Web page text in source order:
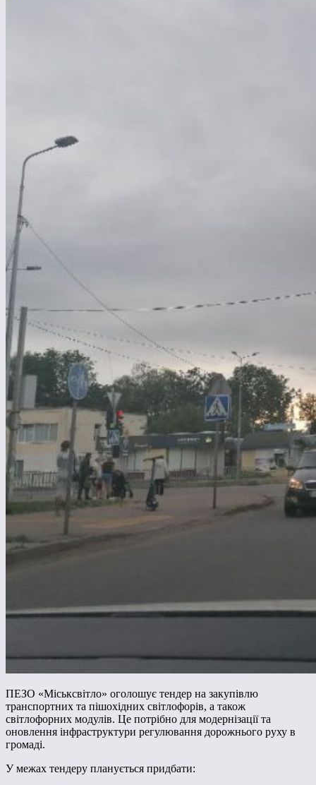
ПЕЗО «Міськсвітло» оголошує тендер на закупівлю
транспортних та пішохідних світлофорів, а також
світлофорних модулів. Це потрібно для модернізації та
оновлення інфраструктури регулювання дорожнього руху в
громаді.
У межах тендеру планується придбати: